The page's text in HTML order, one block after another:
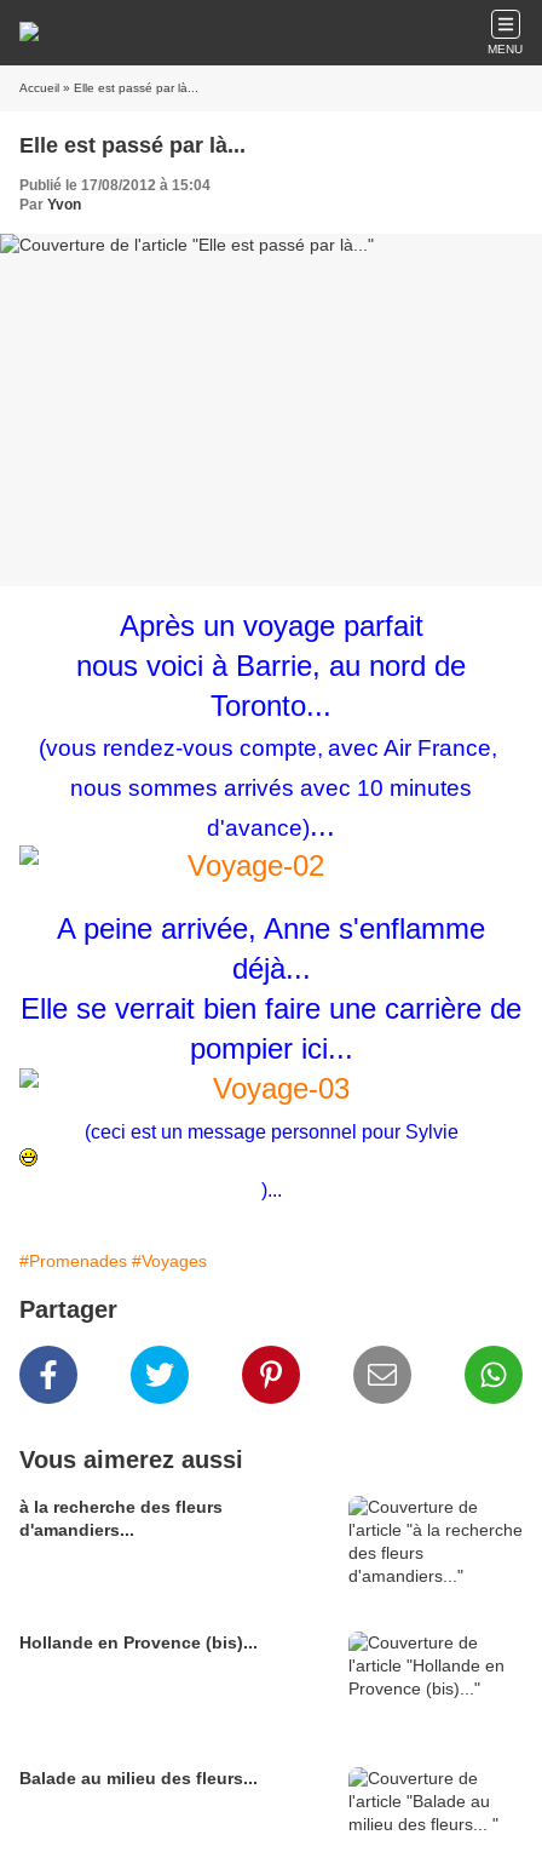
MENU
Accueil » Elle est passé par là...
Elle est passé par là...
Publié le 17/08/2012 à 15:04
Par Yvon
Après un voyage parfait
nous voici à Barrie, au nord de
Toronto...
(vous rendez-vous compte, avec Air France,
nous sommes arrivés avec 10 minutes
d'avance)...
A peine arrivée, Anne s'enflamme
déjà...
Elle se verrait bien faire une carrière de
pompier ici...
(ceci est un message personnel pour Sylvie
)...
#Promenades #Voyages
Partager
Vous aimerez aussi
à la recherche des fleurs
d'amandiers...
Hollande en Provence (bis)...
Balade au milieu des fleurs...